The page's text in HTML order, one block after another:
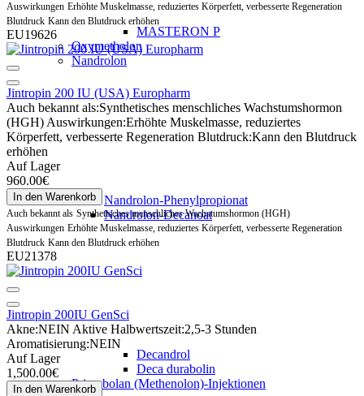
MASTERON P
Oxymetholon
Nandrolon
Nandrolon-Phenylpropionat
Nandrolon-Decanoat
Decandrol
Deca durabolin
Primobolan (Methenolon)-Injektionen
Auswirkungen Erhöhte Muskelmasse, reduziertes Körperfett, verbesserte Regeneration
Blutdruck Kann den Blutdruck erhöhen
EU19626
Jintropin 200 IU (USA) Europharm
Auch bekannt als:Synthetisches menschliches Wachstumshormon
(HGH) Auswirkungen:Erhöhte Muskelmasse, reduziertes
Körperfett, verbesserte Regeneration Blutdruck:Kann den Blutdruck
erhöhen
Auf Lager
960.00€
In den Warenkorb
Auch bekannt als Synthetisches menschliches Wachstumshormon (HGH)
Auswirkungen Erhöhte Muskelmasse, reduziertes Körperfett, verbesserte Regeneration
Blutdruck Kann den Blutdruck erhöhen
EU21378
Jintropin 200IU GenSci
Akne:NEIN Aktive Halbwertszeit:2,5-3 Stunden
Aromatisierung:NEIN
Auf Lager
1,500.00€
In den Warenkorb